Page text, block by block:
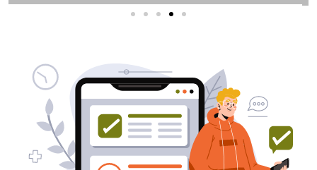
בעל/ת עסק? סוכנות ניהול מוניטין
לקידום, שיווק ופרסום באינטרנט
כאן עבורך!
לפרטים